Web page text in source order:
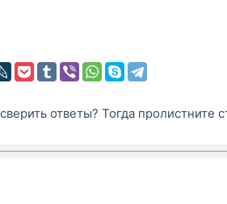
ответы? Тогда пролистните